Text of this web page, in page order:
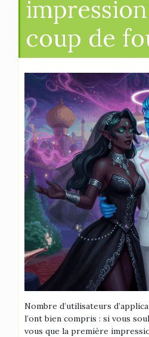
coup de
Nombre d’utilisateurs
l’ont bien compris : si vous
vous que la première